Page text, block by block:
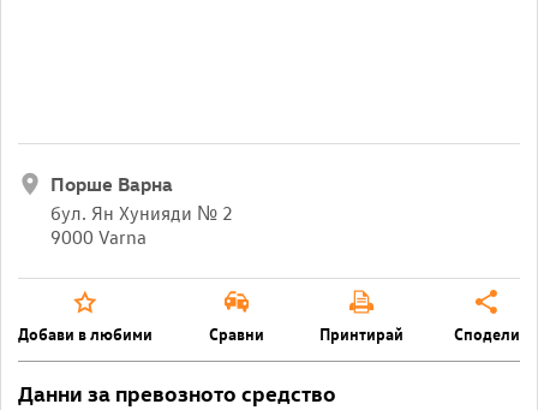
Порше Варна
бул. Ян Хунияди № 2
9000 Varna
Добави в любими Сравни Принтирай Сподели
Данни за превозното средство